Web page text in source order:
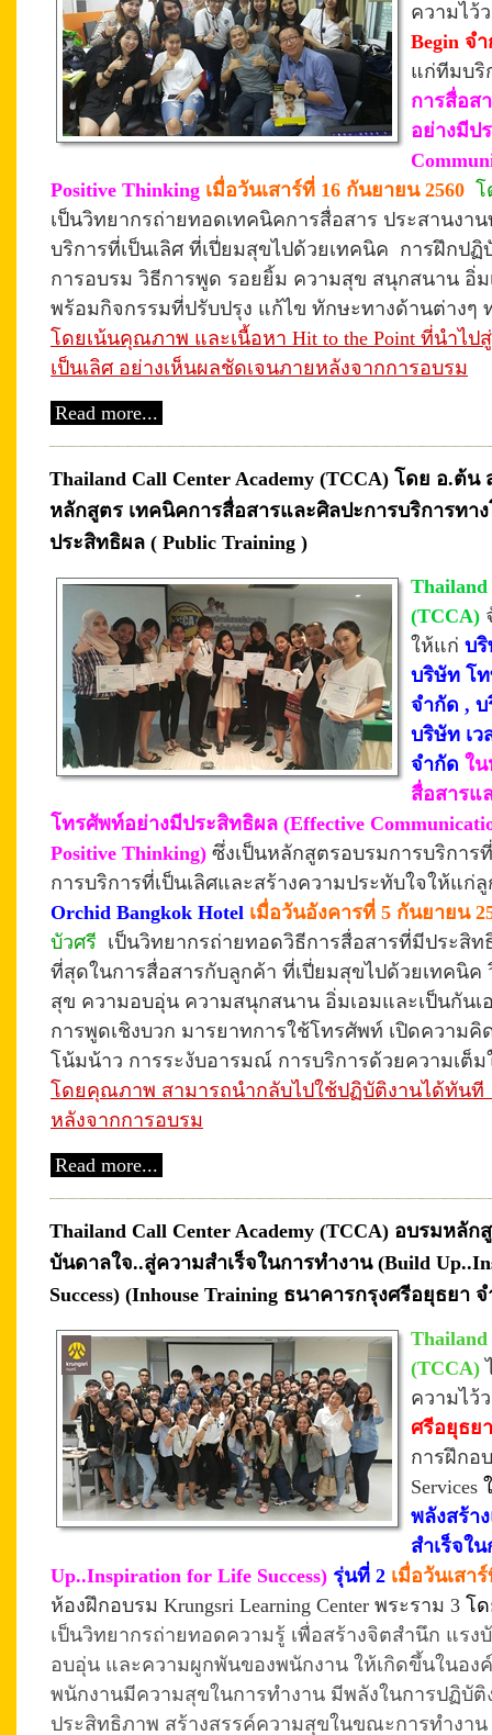
ความไว้
Begin จ
แก่ทีมบริ
การสื่อส
อย่างมีป
Positive Thinking เมื่อวันเสาร์ที่ 16 กันยายน 2560 โ
เป็นวิทยากรถ่ายทอดเทคนิคการสื่อสาร ประสานงา
บริการที่เป็นเลิศ ที่เปี่ยมสุขไปด้วยเทคนิค การฝึกปฏิ
การอบรม วิธีการพูด รอยยิ้ม ความสุข สนุกสนาน อิ่
พร้อมกิจกรรมที่ปรับปรุง แก้ไข ทักษะทางด้านต่างๆ
โดยเน้นคุณภาพ และเนื้อหา Hit to the Point ที่นำไป
เป็นเลิศ อย่างเห็นผลชัดเจนภายหลังจากการอบรม
Read more...
Thailand Call Center Academy (TCCA) โดย อ.ต้
หลักสูตร เทคนิคการสื่อสารและศิลปะการบริการทา
ประสิทธิผล ( Public Training )
Thailand
(TCCA)
ให้แก่ บ
บริษัท โท
จำกัด , บ
บริษัท เว
จำกัด ใ
สื่อสารแ
โทรศัพท์อย่างมีประสิทธิผล (Effective
Positive Thinking) ซึ่งเป็นหลักสูตรอบรมการบริการ
การบริการที่เป็นเลิศและสร้างความประทับใจให้แก่
Orchid Bangkok Hotel เมื่อวันอังคารที่ 5 กันยายน
บัวศรี เป็นวิทยากรถ่ายทอดวิธีการสื่อสารที่มีประ
ที่สุดในการสื่อสารกับลูกค้า ที่เปี่ยมสุขไปด้วยเทคนิค
สุข ความอบอุ่น ความสนุกสนาน อิ่มเอมและเป็นกันเ
การพูดเชิงบวก มารยาทการใช้โทรศัพท์ เปิดความคิ
โน้มน้าว การระงับอารมณ์ การบริการด้วยความเต็ม
โดยคุณภาพ สามารถนำกลับไปใช้ปฏิบัติงานได้ทัน
หลังจากการอบรม
Read more...
Thailand Call Center Academy (TCCA) อบรมหลั
บันดาลใจ..สู่ความสำเร็จในการทำงาน (Build
Success) (Inhouse Training ธนาคารกรุงศรีอยุธยา
Thailand
(TCCA)
ความไว้
ศรีอยุธย
การฝึกอ
Services
พลังสร้า
สำเร็จใ
Up..Inspiration for Life Success) รุ่นที่ 2 เมื่อวันเสา
ห้องฝึกอบรม Krungsri Learning Center พระราม 3 โ
เป็นวิทยากรถ่ายทอดความรู้ เพื่อสร้างจิตสำนึก แร
อบอุ่น และความผูกพันของพนักงาน ให้เกิดขึ้นในอง
พนักงานมีความสุขในการทำงาน มีพลังในการปฏิบั
ประสิทธิภาพ สร้างสรรค์ความสุขในขณะการทำงา